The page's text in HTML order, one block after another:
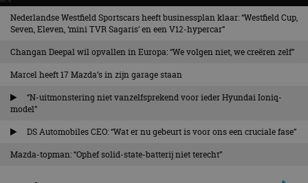
KLEINE ELEKTRISCHE KIA ONDER EV2
KRIJGT VORM, VERKENNING VAN
TOEKOMSTIGE KANSEN VOOR
In gesprek met Sjoerd Knipping, Chief Operating Officer
bij Kia Europe, over KIA EV1
Nederlandse Westfield Sportscars heeft businessplan klaar: “Westfield Cup,
Seven, Eleven, ‘mini TVR Sagaris’ en een V12-hypercar”
Changan Deepal wil opvallen in Europa: “We volgen niet, we creëren zelf”
Marcel heeft 17 Mazda’s in zijn garage staan
“N-uitmonstering niet vanzelfsprekend voor ieder Hyundai Ioniq-
model”
DS Automobiles CEO: “Wat er nu gebeurt is voor ons een cruciale fase”
Mazda-topman: “Ophef solid-state-batterij niet terecht”